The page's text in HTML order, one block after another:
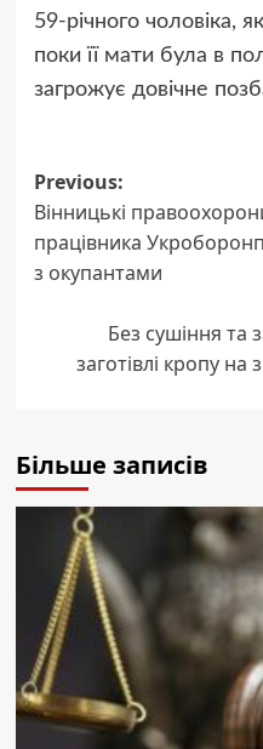
59-річного чоловіка,
поки її мати була в
загрожує довічне
Post
navigation
Previous:
Вінницькі
працівника
з окупантами
Без сушіння та
заготівлі кропу на
Більше записів